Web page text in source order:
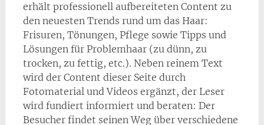
erhält professionell aufbereiteten Content zu
den neuesten Trends rund um das Haar:
Frisuren, Tönungen, Pflege sowie Tipps und
Lösungen für Problemhaar (zu dünn, zu
trocken, zu fettig, etc.). Neben reinem Text
wird der Content dieser Seite durch
Fotomaterial und Videos ergänzt, der Leser
wird fundiert informiert und beraten: Der
Besucher findet seinen Weg über verschiedene